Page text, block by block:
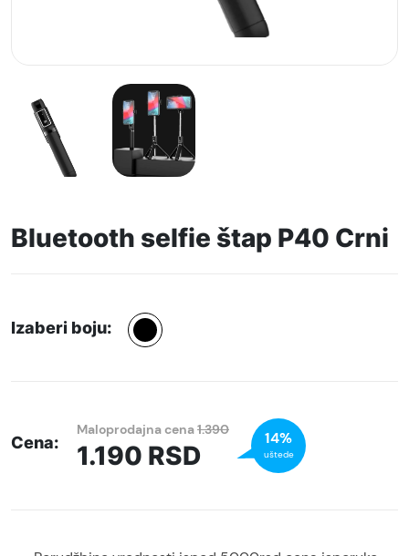
Bluetooth selfie štap P40 Crni
Izaberi boju:
Cena:
Maloprodajna cena1.390
1.190 RSD
14%
uštede